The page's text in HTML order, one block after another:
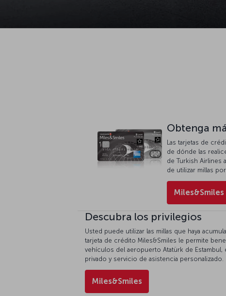
Obtenga
Las tarjetas de
de dónde las
de Turkish Airlines
de utilizar millas
Miles&Smiles
Descubra los privilegios
Usted puede utilizar las millas que haya
tarjeta de crédito Miles&Smiles le permite
vehículos del aeropuerto Atatürk de
privado y servicio de asistencia personalizado.
Miles&Smiles